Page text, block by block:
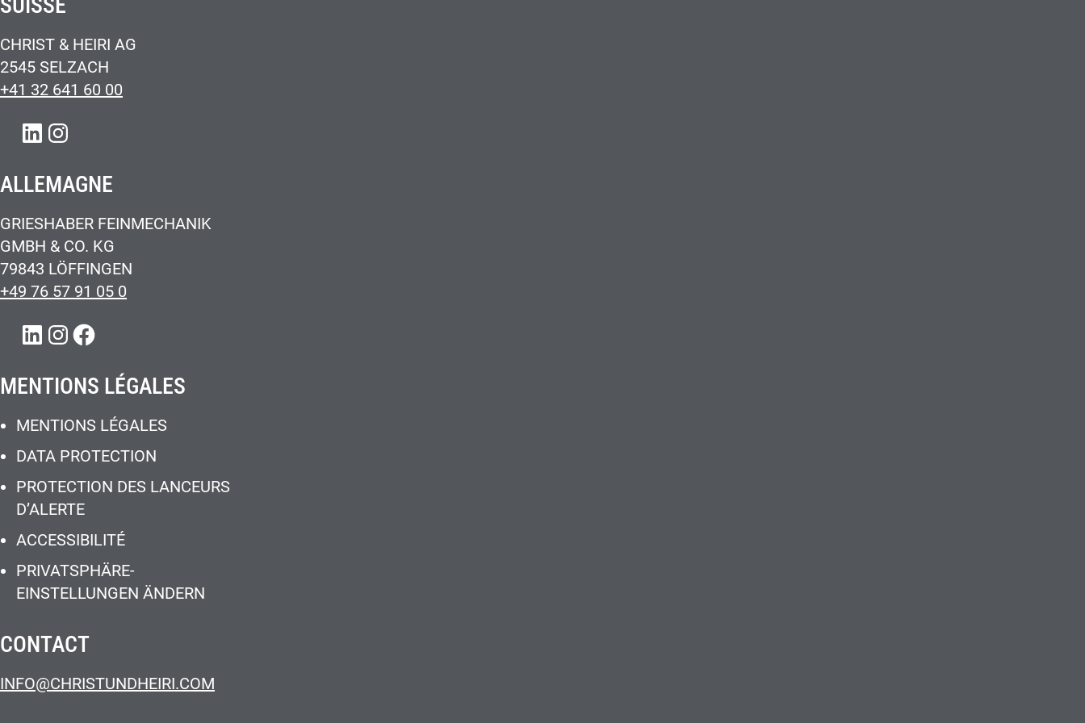
CHRIST & HEIRI AG
2545 SELZACH
+41 32 641 60 00
LINKEDIN
INSTAGRAM
ALLEMAGNE
GRIESHABER FEINMECHANIK
GMBH & CO. KG
79843 LÖFFINGEN
+49 76 57 91 05 0
LINKEDIN
INSTAGRAM
FACEBOOK
MENTIONS LÉGALES
MENTIONS LÉGALES
DATA PROTECTION
PROTECTION DES LANCEURS
D’ALERTE
ACCESSIBILITÉ
PRIVATSPHÄRE-
EINSTELLUNGEN ÄNDERN
CONTACT
INFO@CHRISTUNDHEIRI.COM